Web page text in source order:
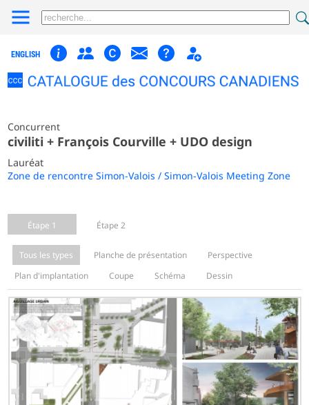
ENGLISH
Concurrent
civiliti + François Courville + UDO design
Lauréat
Zone de rencontre Simon-Valois / Simon-Valois Meeting Zone
Étape 1 Étape 2
Tous les types Planche de présentation
Perspective
Plan d'implantation
Coupe Schéma Dessin